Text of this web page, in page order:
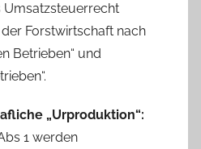
Umsatzsteuerrecht
Forstwirtschaft nach
Betrieben“ und
„Urproduktion“:
1 werden